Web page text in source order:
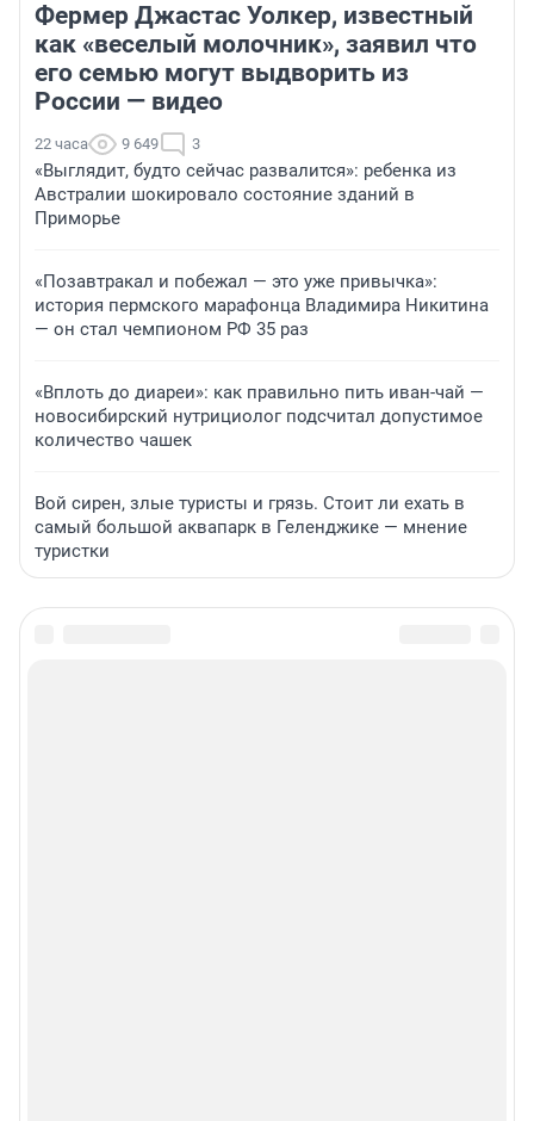
Фермер Джастас Уолкер, известный
как «веселый молочник», заявил что
его семью могут выдворить из
России — видео
22 часа 9 649 3
«Выглядит, будто сейчас развалится»: ребенка из
Австралии шокировало состояние зданий в
Приморье
«Позавтракал и побежал — это уже привычка»:
история пермского марафонца Владимира Никитина
— он стал чемпионом РФ 35 раз
«Вплоть до диареи»: как правильно пить иван-чай —
новосибирский нутрициолог подсчитал допустимое
количество чашек
Вой сирен, злые туристы и грязь. Стоит ли ехать в
самый большой аквапарк в Геленджике — мнение
туристки